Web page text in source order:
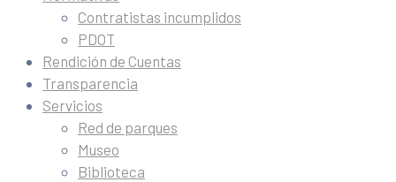
Contratistas incumplidos
PDOT
Rendición de Cuentas
Transparencia
Servicios
Red de parques
Museo
Biblioteca